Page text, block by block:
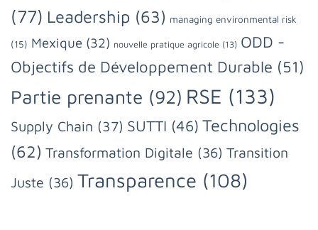
(77) Leadership (63) managing environmental risk
(15) Mexique (32) nouvelle pratique agricole (13) ODD -
Objectifs de Développement Durable (51)
Partie prenante (92) RSE (133)
Supply Chain (37) SUTTI (46) Technologies
(62) Transformation Digitale (36) Transition
Juste (36) Transparence (108)